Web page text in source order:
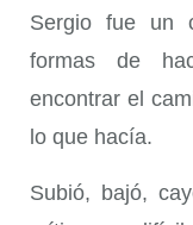
Sergio fue un
formas de
encontrar el
lo que hacía.
Subió, bajó,